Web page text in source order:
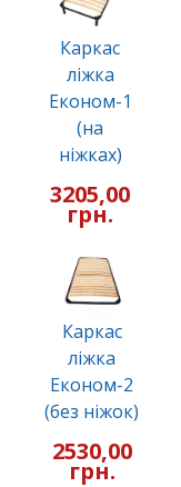
Каркас
ліжка
Економ-1
(на
ніжках)
3205,00
грн.
Каркас
ліжка
Економ-2
(без ніжок)
2530,00
грн.